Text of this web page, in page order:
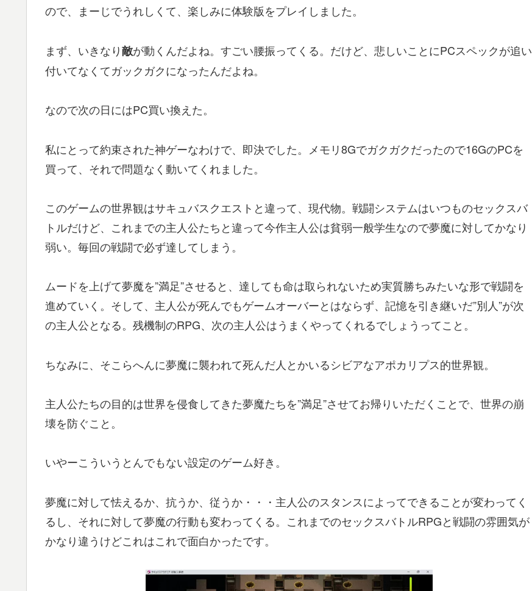
ので、まーじでうれしくて、楽しみに体験版をプレイしました。
まず、いきなり敵が動くんだよね。すごい腰振ってくる。だけど、悲しいことにPCスペックが追い
付いてなくてガックガクになったんだよね。
なので次の日にはPC買い換えた。
私にとって約束された神ゲーなわけで、即決でした。メモリ8Gでガクガクだったので16GのPCを
買って、それで問題なく動いてくれました。
このゲームの世界観はサキュバスクエストと違って、現代物。戦闘システムはいつものセックスバ
トルだけど、これまでの主人公たちと違って今作主人公は貧弱一般学生なので夢魔に対してかなり
弱い。毎回の戦闘で必ず達してしまう。
ムードを上げて夢魔を”満足”させると、達しても命は取られないため実質勝ちみたいな形で戦闘を
進めていく。そして、主人公が死んでもゲームオーバーとはならず、記憶を引き継いだ”別人”が次
の主人公となる。残機制のRPG、次の主人公はうまくやってくれるでしょうってこと。
ちなみに、そこらへんに夢魔に襲われて死んだ人とかいるシビアなアポカリプス的世界観。
主人公たちの目的は世界を侵食してきた夢魔たちを”満足”させてお帰りいただくことで、世界の崩
壊を防ぐこと。
いやーこういうとんでもない設定のゲーム好き。
夢魔に対して怯えるか、抗うか、従うか・・・主人公のスタンスによってできることが変わってく
るし、それに対して夢魔の行動も変わってくる。これまでのセックスバトルRPGと戦闘の雰囲気が
かなり違うけどこれはこれで面白かったです。